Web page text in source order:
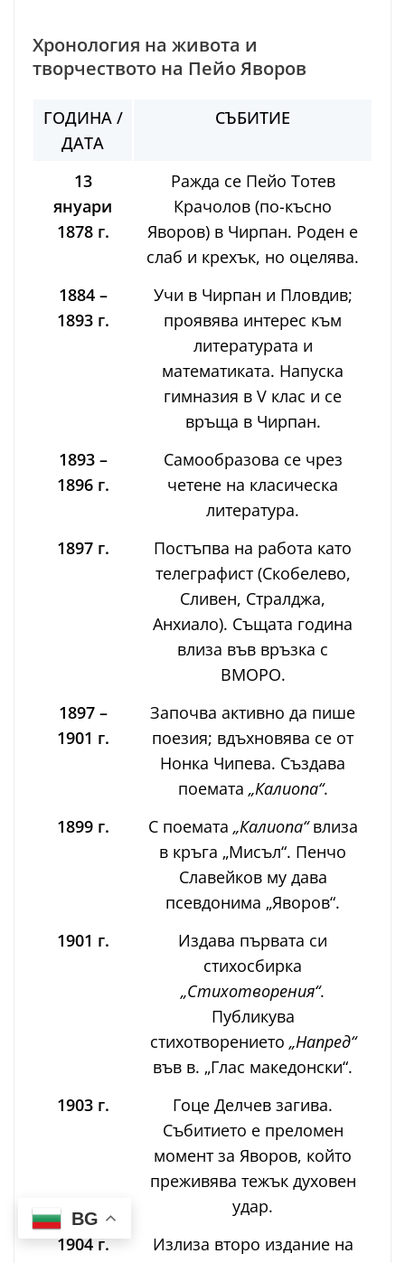
Хронология на живота и
творчеството на Пейо Яворов
ГОДИНА /
ДАТА
СЪБИТИЕ
13
януари
1878 г.
Ражда се Пейо Тотев
Крачолов (по-късно
Яворов) в Чирпан. Роден е
слаб и крехък, но оцелява.
1884 –
1893 г.
Учи в Чирпан и Пловдив;
проявява интерес към
литературата и
математиката. Напуска
гимназия в V клас и се
връща в Чирпан.
1893 –
1896 г.
Самообразова се чрез
четене на класическа
литература.
1897 г.
Постъпва на работа като
телеграфист (Скобелево,
Сливен, Стралджа,
Анхиало). Същата година
влиза във връзка с
ВМОРО.
1897 –
1901 г.
Започва активно да пише
поезия; вдъхновява се от
Нонка Чипева. Създава
поемата „Калиопа“.
1899 г.
С поемата „Калиопа“влиза
в кръга „Мисъл“. Пенчо
Славейков му дава
псевдонима „Яворов“.
1901 г.
Издава първата си
стихосбирка
„Стихотворения“.
Публикува
стихотворението „Напред“
във в. „Глас македонски“.
1903 г.
Гоце Делчев загива.
Събитието е преломен
момент за Яворов, който
преживява тежък духовен
удар.
1904 г.
Излиза второ издание на
BG